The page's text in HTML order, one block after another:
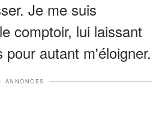
Je me suis
comptoir, lui laissant
autant m'éloigner.
ANNONCES